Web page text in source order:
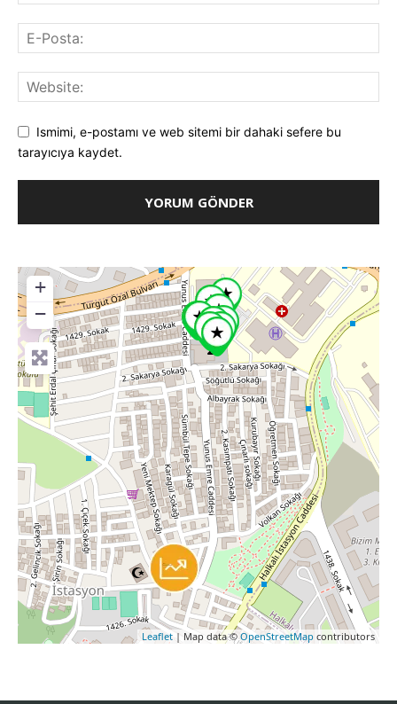
Ismimi, e-postamı ve web sitemi bir dahaki sefere bu
tarayıcıya kaydet.
+
−
Leaflet | Map data © OpenStreetMap contributors